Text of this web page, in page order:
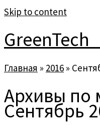
Skip to content
Главная » 2016 »
Архивы по
Сентябрь